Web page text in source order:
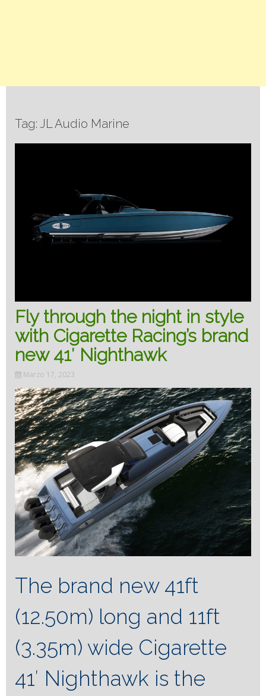
Tag: JL Audio Marine
Fly through the night in style
with Cigarette Racing’s brand
new 41′ Nighthawk
Marzo 17, 2023
The brand new 41ft
(12.50m) long and 11ft
(3.35m) wide Cigarette
41′ Nighthawk is the